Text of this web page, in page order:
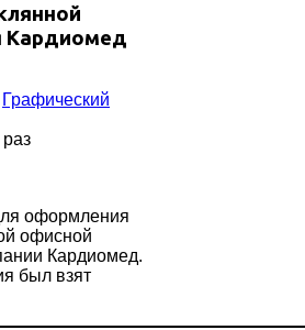
Кардиомед
Графический
оформления
офисной
Кардиомед.
был взят